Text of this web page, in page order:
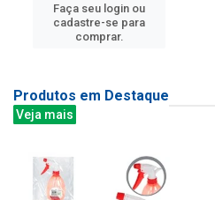
Faça seu login ou
cadastre-se para
comprar.
Produtos em Destaque
Veja mais